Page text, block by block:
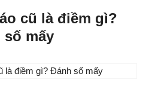
cũ là điềm gì?
mấy